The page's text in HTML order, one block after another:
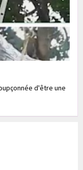
d'être une